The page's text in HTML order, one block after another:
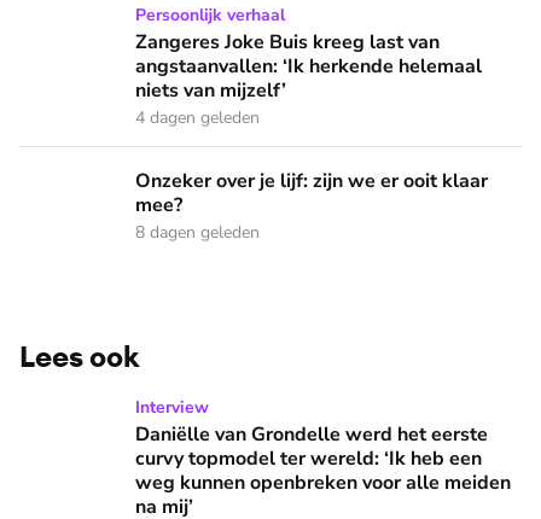
Zangeres Joke Buis kreeg last van angstaanvallen: ‘Ik
Persoonlijk verhaal
Zangeres Joke Buis kreeg last van
angstaanvallen: ‘Ik herkende helemaal
niets van mijzelf’
4 dagen geleden
Onzeker over je lijf: zijn we er ooit klaar mee?
Onzeker over je lijf: zijn we er ooit klaar
mee?
8 dagen geleden
Lees ook
Daniëlle van Grondelle werd het eerste curvy topmodel
Interview
Daniëlle van Grondelle werd het eerste
curvy topmodel ter wereld: ‘Ik heb een
weg kunnen openbreken voor alle meiden
na mij’